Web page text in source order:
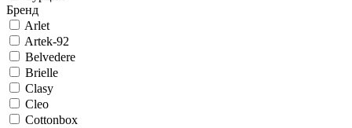
Бренд
Arlet
Artek-92
Belvedere
Brielle
Clasy
Cleo
Cottonbox